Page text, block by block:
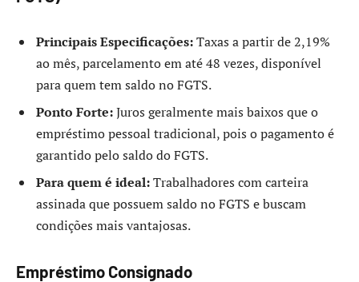
Principais Especificações:Taxas a partir de 2,19%
ao mês, parcelamento em até 48 vezes, disponível
para quem tem saldo no FGTS.
Ponto Forte:Juros geralmente mais baixos que o
empréstimo pessoal tradicional, pois o pagamento é
garantido pelo saldo do FGTS.
Para quem é ideal:Trabalhadores com carteira
assinada que possuem saldo no FGTS e buscam
condições mais vantajosas.
Empréstimo Consignado